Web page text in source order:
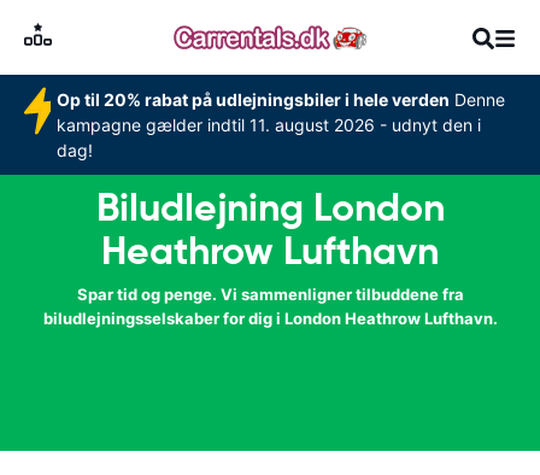
Op til 20% rabat på udlejningsbiler i hele verden Denne
kampagne gælder indtil 11. august 2026 - udnyt den i
dag!
Biludlejning London
Heathrow Lufthavn
Spar tid og penge. Vi sammenligner tilbuddene fra
biludlejningsselskaber for dig i London Heathrow Lufthavn.